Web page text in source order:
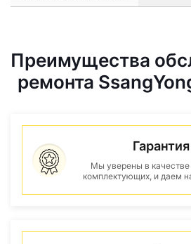
Преимущества
ремонта
Мы уверены в качестве
комплектующих, и даем